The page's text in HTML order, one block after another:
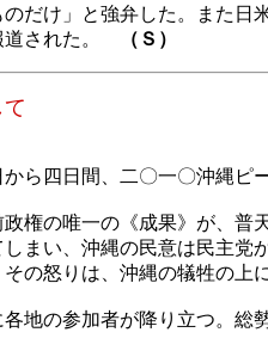
だけ」と強弁した。また
された。
（Ｓ）
ら四日間、二〇一〇沖縄ピ
権の唯一の《成果》が、普
まい、沖縄の民意は民主党
の怒りは、沖縄の犠牲の上
地の参加者が降り立つ。総